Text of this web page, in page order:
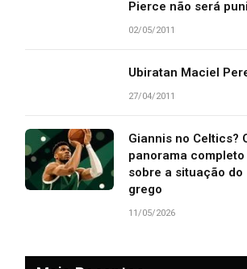
Pierce não será
02/05/2011
Ubiratan Maciel
27/04/2011
Giannis no Celtics?
panorama completo
sobre a situação do
grego
11/05/2026